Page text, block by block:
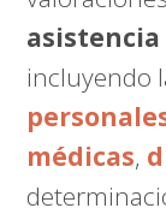
incluyendo
médicas,